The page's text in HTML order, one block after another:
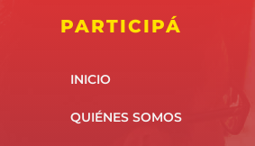
PARTICIPÁ
INICIO
QUIÉNES SOMOS